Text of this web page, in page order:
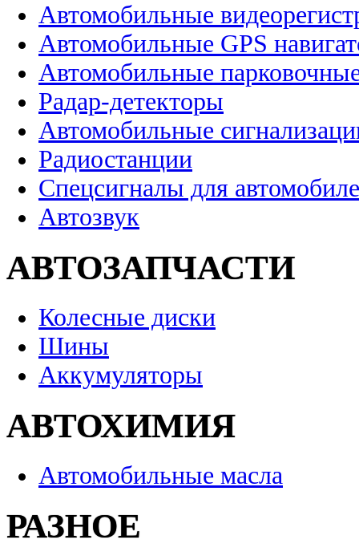
Автомобильные
Автомобильные GPS
Автомобильные
Радар-детекторы
Автомобильные
Радиостанции
Спецсигналы для
Автозвук
АВТОЗАПЧАСТИ
Колесные диски
Шины
Аккумуляторы
АВТОХИМИЯ
Автомобильные масла
РАЗНОЕ